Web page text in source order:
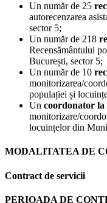
Un număr de 25
autorecenzarea
sector 5;
Un număr de 218
Recensământului
București, sector 5;
Un număr de 10
monitorizarea/
populației și
Un coordonator
monitorizare/
locuințelor din
MODALITATEA DE
Contract de servicii
PERIOADA DE